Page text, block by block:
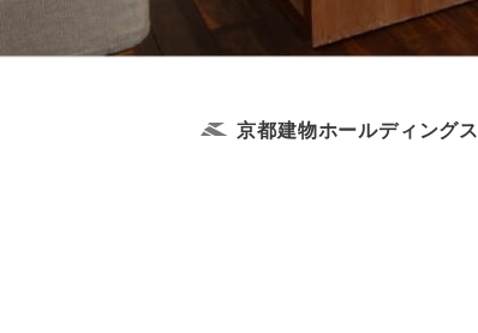
京都建物ホールディングス